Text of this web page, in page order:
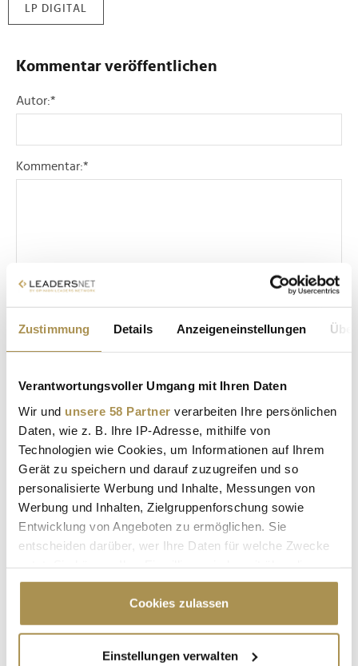
Zustimmung Details Anzeigeneinstellungen
Verantwortungsvoller Umgang mit Ihren Daten
Wir und unsere 58 Partner verarbeiten Ihre persönlichen
Daten, wie z. B. Ihre IP-Adresse, mithilfe von
Technologien wie Cookies, um Informationen auf Ihrem
Gerät zu speichern und darauf zuzugreifen und so
personalisierte Werbung und Inhalte, Messungen von
Werbung und Inhalten, Zielgruppenforschung sowie
Entwicklung von Angeboten zu ermöglichen. Sie
entscheiden darüber, wer Ihre Daten für welche Zwecke
Cookie-Erklärung oder durch Klicken auf das Privacy
Trigger Symbol ändern oder widerrufen
Informationen über Ihre geografische Lage
Cookies zulassen
Einstellungen verwalten
LP DIGITAL
Kommentar veröffentlichen
Autor:*
Kommentar:*
ABSENDEN
* Pflichtfelder.
LEADERSNET.TV